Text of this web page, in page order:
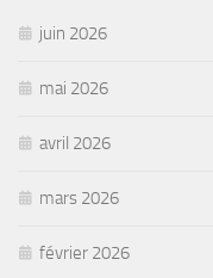
juin 2026
mai 2026
avril 2026
mars 2026
février 2026